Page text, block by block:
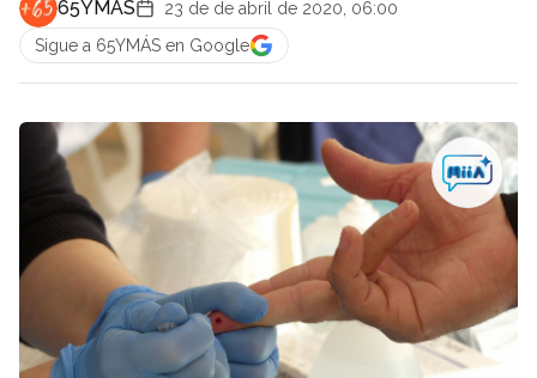
65YMÁS
23 de de abril de 2020, 06:00
Sigue a 65YMÁS en Google